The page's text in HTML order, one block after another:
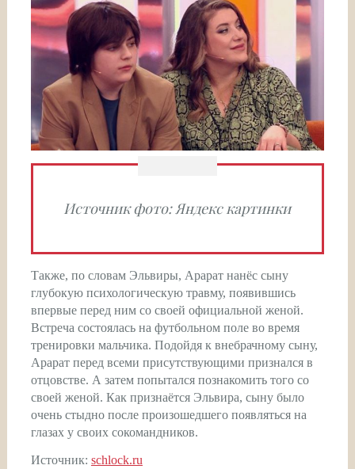
Источник фото: Яндекс картинки
Также, по словам Эльвиры, Арарат нанёс сыну
глубокую психологическую травму, появившись
впервые перед ним со своей официальной женой.
Встреча состоялась на футбольном поле во время
тренировки мальчика. Подойдя к внебрачному сыну,
Арарат перед всеми присутствующими признался в
отцовстве. А затем попытался познакомить того со
своей женой. Как признаётся Эльвира, сыну было
очень стыдно после произошедшего появляться на
глазах у своих сокомандников.
Источник: schlock.ru